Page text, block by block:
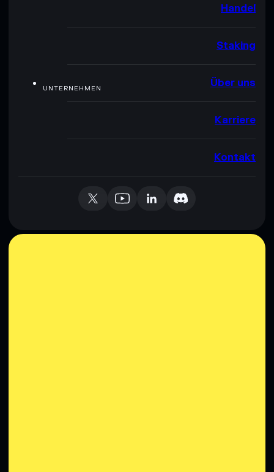
Handel
Staking
UNTERNEHMEN Über uns
Karriere
Kontakt